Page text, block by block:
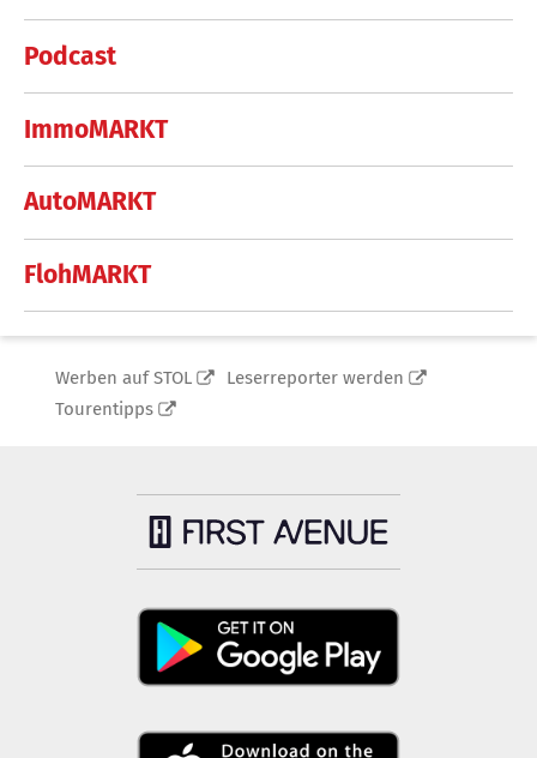
Podcast
ImmoMARKT
AutoMARKT
FlohMARKT
Werben auf STOL
Leserreporter werden
Tourentipps